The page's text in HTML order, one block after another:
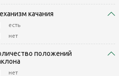
качания
есть
нет
положений
нет